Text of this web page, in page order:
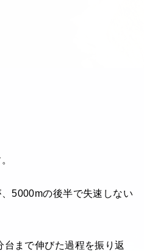
5000mの後半で失速しない
まで伸びた過程を振り返